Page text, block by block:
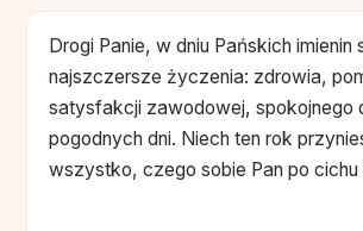
Drogi Panie, w dniu Pańskich imienin
najszczersze życzenia: zdrowia,
satysfakcji zawodowej, spokojnego
pogodnych dni. Niech ten rok
wszystko, czego sobie Pan po cichu